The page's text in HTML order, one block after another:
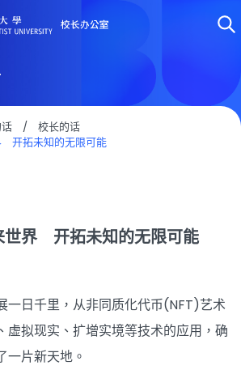
/
校长的话
开拓未知的无限可能
世界 开拓未知的无限可能
一日千里，从非同质化代币(NFT)艺术
虚拟现实、扩增实境等技术的应用，确
一片新天地。